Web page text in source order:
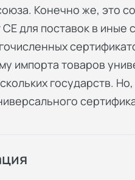
Конечно же, это
для поставок в
импорта товаров
государств.